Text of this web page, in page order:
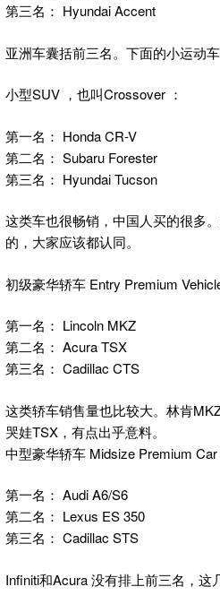
第三名： Hyundai Accent
亚洲车囊括前三名。下面的小运动车
小型SUV ，也叫Crossover ：
第一名： Honda CR-V
第二名： Subaru Forester
第三名： Hyundai Tucson
这类车也很畅销，中国人买的很多
的，大家应该都认同。
初级豪华轿车 Entry Premium
第一名： Lincoln MKZ
第二名： Acura TSX
第三名： Cadillac CTS
这类轿车销售量也比较大。林肯
哭娃TSX，有点出乎意料。
中型豪华轿车 Midsize Premium Car
第一名： Audi A6/S6
第二名： Lexus ES 350
第三名： Cadillac STS
Infiniti和Acura 没有排上前三名，这